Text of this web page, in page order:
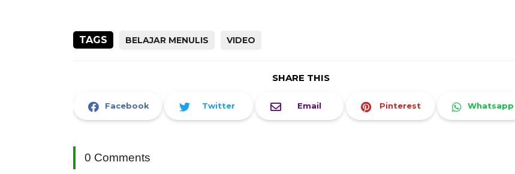
TAGS BELAJAR MENULIS VIDEO
SHARE THIS
Facebook Twitter Email Pinterest Whatsapp
0 Comments